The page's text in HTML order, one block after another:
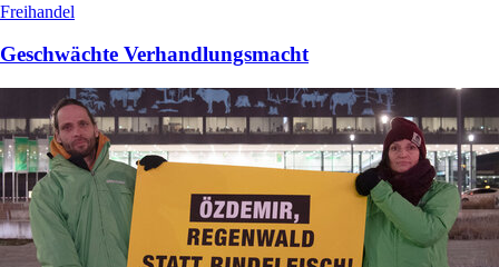
Freihandel
Geschwächte Verhandlungsmacht